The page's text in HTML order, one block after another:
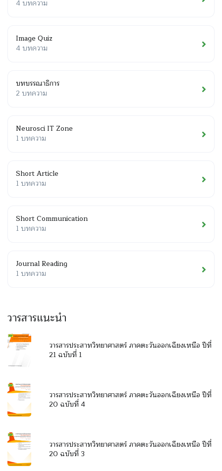
4 บทความ
Image Quiz
4 บทความ
บทบรรณาธิการ
2 บทความ
Neurosci IT Zone
1 บทความ
Short Article
1 บทความ
Short Communication
1 บทความ
Journal Reading
1 บทความ
วารสารแนะนำ
วารสารประสาทวิทยาศาสตร์ ภาคตะวันออกเฉียงเหนือ ปีที่
21 ฉบับที่ 1
วารสารประสาทวิทยาศาสตร์ ภาคตะวันออกเฉียงเหนือ ปีที่
20 ฉบับที่ 4
วารสารประสาทวิทยาศาสตร์ ภาคตะวันออกเฉียงเหนือ ปีที่
20 ฉบับที่ 3